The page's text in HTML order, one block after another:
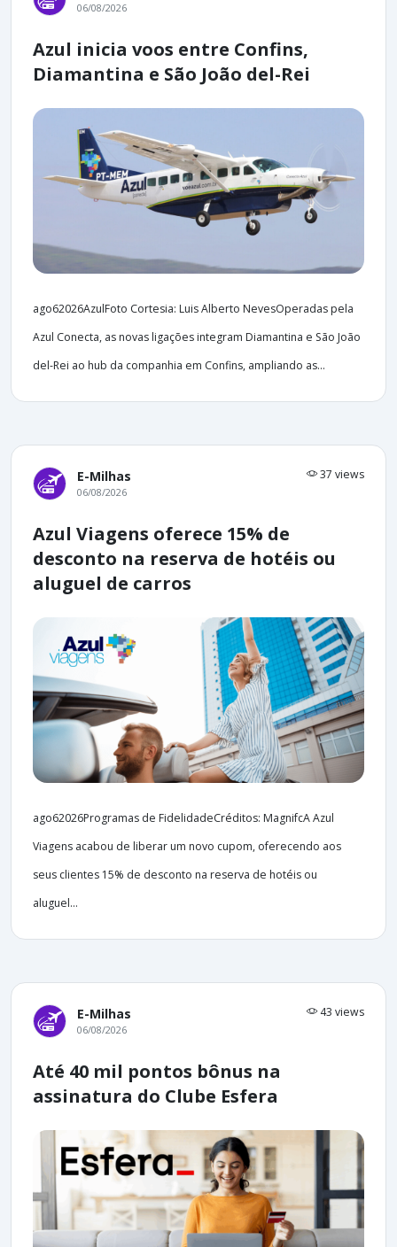
06/08/2026
Azul inicia voos entre Confins,
Diamantina e São João del-Rei
ago62026AzulFoto Cortesia: Luis Alberto NevesOperadas pela
Azul Conecta, as novas ligações integram Diamantina e São João
del-Rei ao hub da companhia em Confins, ampliando as...
E-Milhas 37 views
06/08/2026
Azul Viagens oferece 15% de
desconto na reserva de hotéis ou
aluguel de carros
ago62026Programas de FidelidadeCréditos: MagnifcA Azul
Viagens acabou de liberar um novo cupom, oferecendo aos
seus clientes 15% de desconto na reserva de hotéis ou
aluguel...
E-Milhas 43 views
06/08/2026
Até 40 mil pontos bônus na
assinatura do Clube Esfera